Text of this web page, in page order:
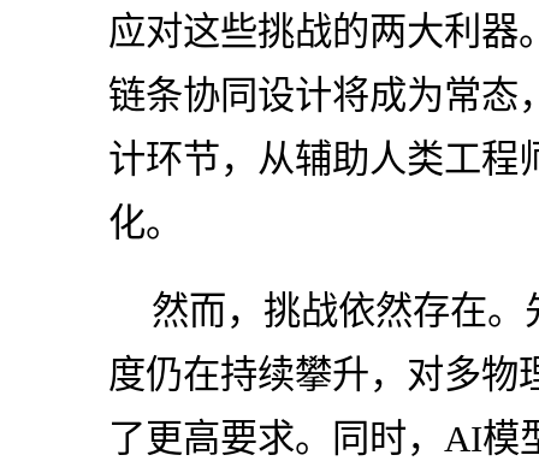
应对这些挑战的两大利器
链条协同设计将成为常态
计环节，从辅助人类工程
化。
然而，挑战依然存在
度仍在持续攀升，对多物
了更高要求。同时，AI模